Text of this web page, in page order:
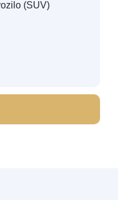
(SUV)